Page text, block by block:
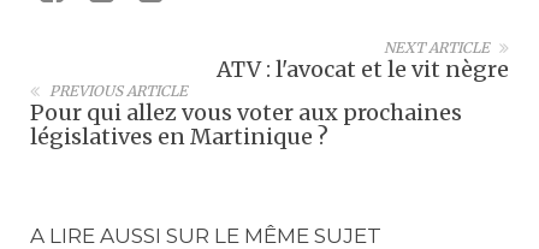
NEXT ARTICLE
ATV : l'avocat et le vit nègre
PREVIOUS ARTICLE
Pour qui allez vous voter aux prochaines
législatives en Martinique ?
A LIRE AUSSI SUR LE MÊME SUJET